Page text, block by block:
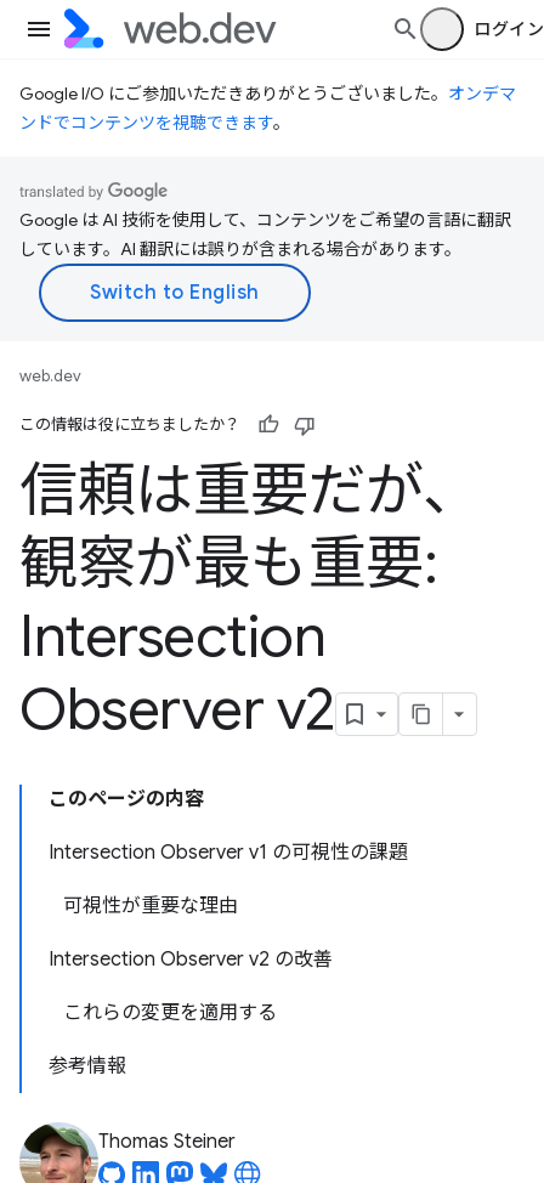
ログイン
Google I/O にご参加いただきありがとうございました。 オンデマ
ンドでコンテンツを視聴できます。
Google は AI 技術を使用して、コンテンツをご希望の言語に翻訳
しています。AI 翻訳には誤りが含まれる場合があります。
web.dev
この情報は役に立ちましたか？
信頼は重要だが、
観察が最も重要:
Intersection
Observer v2
このページの内容
Intersection Observer v1 の可視性の課題
可視性が重要な理由
Intersection Observer v2 の改善
これらの変更を適用する
参考情報
Thomas Steiner